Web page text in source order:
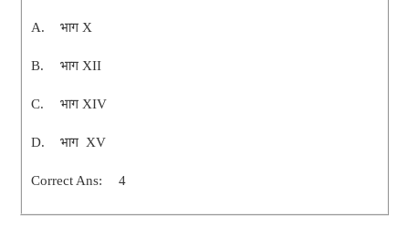
A. भाग X
B. भाग XII
C. भाग XIV
D. भाग XV
Correct Ans: 4